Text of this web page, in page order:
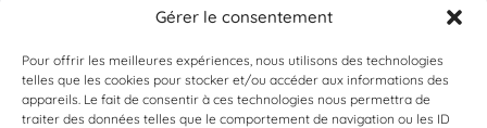
Gérer le consentement
Pour offrir les meilleures expériences, nous utilisons des technologies
telles que les cookies pour stocker et/ou accéder aux informations des
appareils. Le fait de consentir à ces technologies nous permettra de
traiter des données telles que le comportement de navigation ou les ID
S'INSCRIRE À LA NEWSLETTER